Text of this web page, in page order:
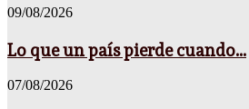
09/08/2026
Lo que un país pierde cuando...
07/08/2026